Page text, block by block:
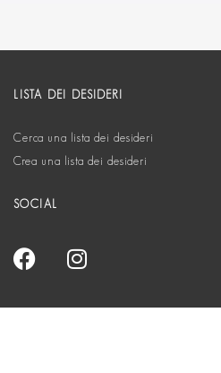
LISTA DEI DESIDERI
Cerca una lista dei desideri
Crea una lista dei desideri
SOCIAL